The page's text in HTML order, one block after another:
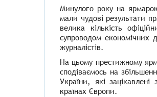
Минулого року на
мали чудові результати
велика кількість
супроводом економічних
журналістів.
На цьому престижному
сподіваємось на
України, які
країнах Європи.